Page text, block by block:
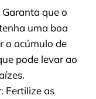
Garanta que o
uma boa
o acúmulo de
pode levar ao
: Fertilize as